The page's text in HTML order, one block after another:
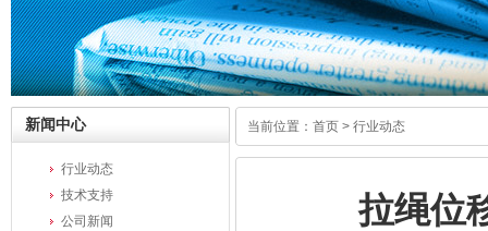
新闻中心
行业动态
技术支持
公司新闻
当前位置： 首页 > 行业动态
拉绳位